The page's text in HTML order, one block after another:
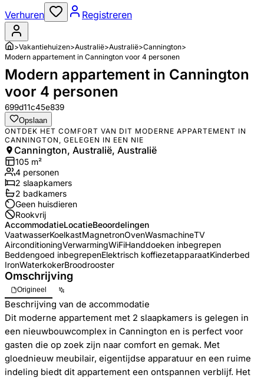
Verhuren Registreren
>Vakantiehuizen>Australië>Australië>Cannington>
Modern appartement in Cannington voor 4 personen
Modern appartement in Cannington
voor 4 personen
699d11c45e839
Opslaan
ONTDEK HET COMFORT VAN DIT MODERNE APPARTEMENT IN
CANNINGTON, GELEGEN IN EEN NIE
Cannington, Australië, Australië
105 m²
4 personen
2 slaapkamers
2 badkamers
Geen huisdieren
Rookvrij
AccommodatieLocatieBeoordelingen
VaatwasserKoelkastMagnetronOvenWasmachineTV
AirconditioningVerwarmingWiFiHanddoeken inbegrepen
Beddengoed inbegrepenElektrisch koffiezetapparaatKinderbed
IronWaterkokerBroodrooster
Omschrijving
Origineel
Beschrijving van de accommodatie
Dit moderne appartement met 2 slaapkamers is gelegen in
een nieuwbouwcomplex in Cannington en is perfect voor
gasten die op zoek zijn naar comfort en gemak. Met
gloednieuw meubilair, eigentijdse apparatuur en een ruime
indeling biedt dit appartement een ontspannen verblijf. Het